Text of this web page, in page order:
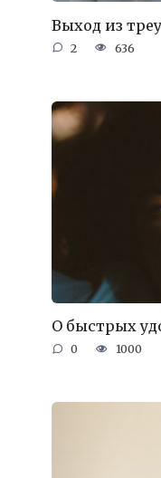
Выход из
2 636
О быстрых
0 1000